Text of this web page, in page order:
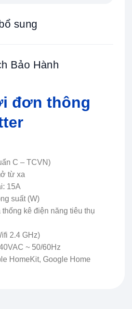
sung
Bảo Hành
đơn thông
C – TCVN)
từ xa
15A
suất (W)
kê điện năng tiêu thụ
2.4 GHz)
~ 50/60Hz
HomeKit, Google Home